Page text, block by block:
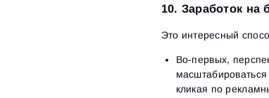
10. Заработок на
Это интересный
Во-первых,
кликая по